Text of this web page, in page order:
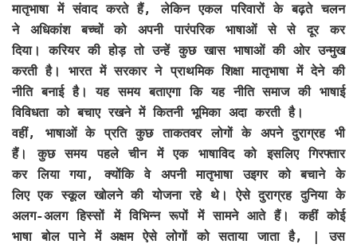
मातृभाषा में संवाद करते हैं, लेकिन एकल परिवारों के बढ़ते चलन
ने अधिकांश बच्चों को अपनी पारंपरिक भाषाओं से से दूर कर
दिया। करियर की होड़ तो उन्हें कुछ खास भाषाओं की ओर उन्मुख
करती है। भारत में सरकार ने प्राथमिक शिक्षा मातृभाषा में देने की
नीति बनाई है। यह समय बताएगा कि यह नीति समाज की भाषाई
विविधता को बचाए रखने में कितनी भूमिका अदा करती है।
वहीं, भाषाओं के प्रति कुछ ताकतवर लोगों के अपने दुराग्रह भी
हैं। कुछ समय पहले चीन में एक भाषाविद को इसलिए गिरफ्तार
कर लिया गया, क्योंकि वे अपनी मातृभाषा उइगर को बचाने के
लिए एक स्कूल खोलने की योजना रहे थे। ऐसे दुराग्रह दुनिया के
अलग-अलग हिस्सों में विभिन्न रूपों में सामने आते हैं। कहीं कोई
भाषा बोल पाने में अक्षम ऐसे लोगों को सताया जाता है, | उस